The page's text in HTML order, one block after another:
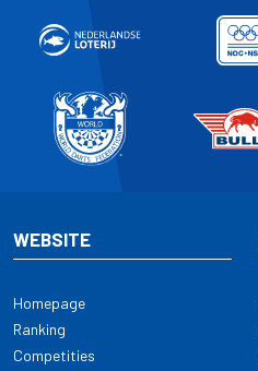
WEBSITE
Homepage
Ranking
Competities